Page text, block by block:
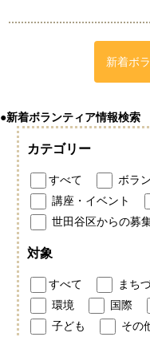
新着ボ
●新着ボランティア情報検索
カテゴリー
すべて
ボラ
講座・イベント
世田谷区からの募
対象
すべて まち
環境
国際
子ども
その